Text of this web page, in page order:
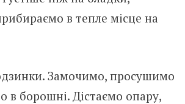
в тепле місце на
Замочимо, просушимо
в борошні. Дістаємо опару,